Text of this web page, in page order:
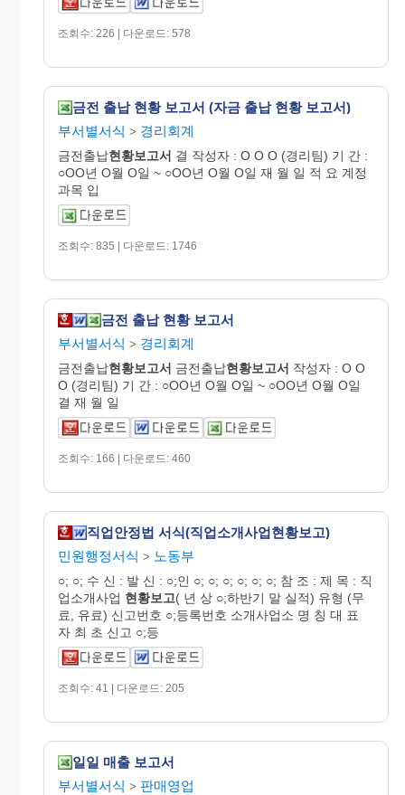
조회수: 226 | 다운로드: 578
금전 출납 현황 보고서 (자금 출납 현황 보고서)
부서별서식 > 경리회계
금전출납현황보고서 결 작성자 : O O O (경리팀) 기 간 :
○OO년 O월 O일 ~ ○OO년 O월 O일 재 월 일 적 요 계정
과목 입
조회수: 835 | 다운로드: 1746
금전 출납 현황 보고서
부서별서식 > 경리회계
금전출납현황보고서 금전출납현황보고서 작성자 : O O
O (경리팀) 기 간 : ○OO년 O월 O일 ~ ○OO년 O월 O일
결 재 월 일
조회수: 166 | 다운로드: 460
직업안정법 서식(직업소개사업현황보고)
민원행정서식 > 노동부
○; ○; 수 신 : 발 신 : ○;인 ○; ○; ○; ○; ○; ○; 참 조 : 제 목 : 직
업소개사업 현황보고( 년 상 ○;하반기 말 실적) 유형 (무
료, 유료) 신고번호 ○;등록번호 소개사업소 명 칭 대 표
자 최 초 신고 ○;등
조회수: 41 | 다운로드: 205
일일 매출 보고서
부서별서식 > 판매영업